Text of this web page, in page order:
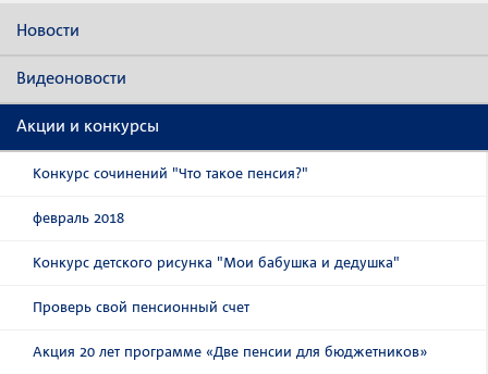
Новости
Видеоновости
Акции и конкурсы
Конкурс сочинений "Что такое пенсия?"
февраль 2018
Конкурс детского рисунка "Мои бабушка и дедушка"
Проверь свой пенсионный счет
Акция 20 лет программе «Две пенсии для бюджетников»